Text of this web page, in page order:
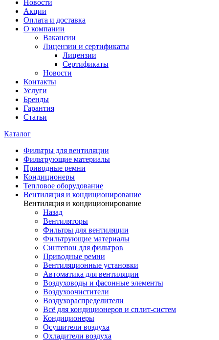
Новости
Акции
Оплата и доставка
О компании
Вакансии
Лицензии и сертификаты
Лицензии
Сертификаты
Новости
Контакты
Услуги
Бренды
Гарантия
Статьи
Каталог
Фильтры для вентиляции
Фильтрующие материалы
Приводные ремни
Кондиционеры
Тепловое оборудование
Вентиляция и кондиционирование
Вентиляция и кондиционирование
Назад
Вентиляторы
Фильтры для вентиляции
Фильтрующие материалы
Синтепон для фильтров
Приводные ремни
Вентиляционные установки
Автоматика для вентиляции
Воздуховоды и фасонные элементы
Воздухоочистители
Воздухораспределители
Всё для кондиционеров и сплит-систем
Кондиционеры
Осушители воздуха
Охладители воздуха